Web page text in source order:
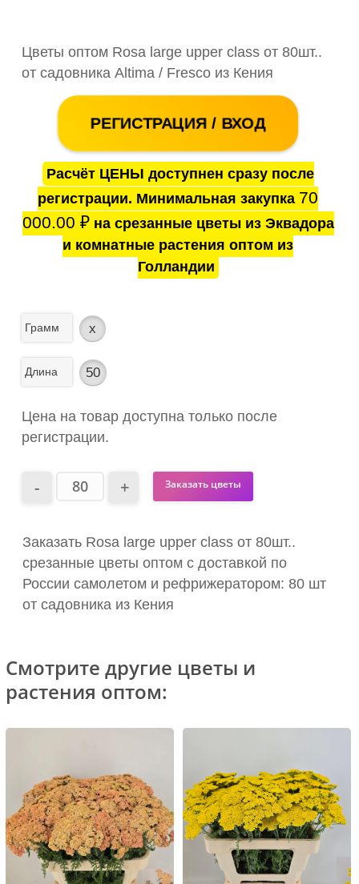
Цветы оптом Rosa large upper class от 80шт..
от садовника Altima / Fresco из Кения
РЕГИСТРАЦИЯ / ВХОД
Расчёт ЦЕНЫ доступнен сразу после
регистрации. Минимальная закупка 70
000.00 ₽на срезанные цветы из Эквадора
и комнатные растения оптом из
Голландии
Грамм x
Длина 50
Цена на товар доступна только после
регистрации.
Заказать цветы
Заказать Rosa large upper class от 80шт..
срезанные цветы оптом с доставкой по
России самолетом и рефрижератором: 80 шт
от садовника из Кения
Смотрите другие цветы и
растения оптом: